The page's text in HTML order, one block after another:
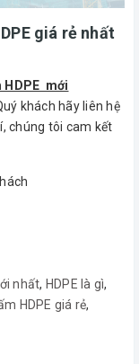
giá rẻ nhất
HDPE mới
khách hãy liên hệ
chúng tôi cam kết
nhất, HDPE là gì,
HDPE giá rẻ,